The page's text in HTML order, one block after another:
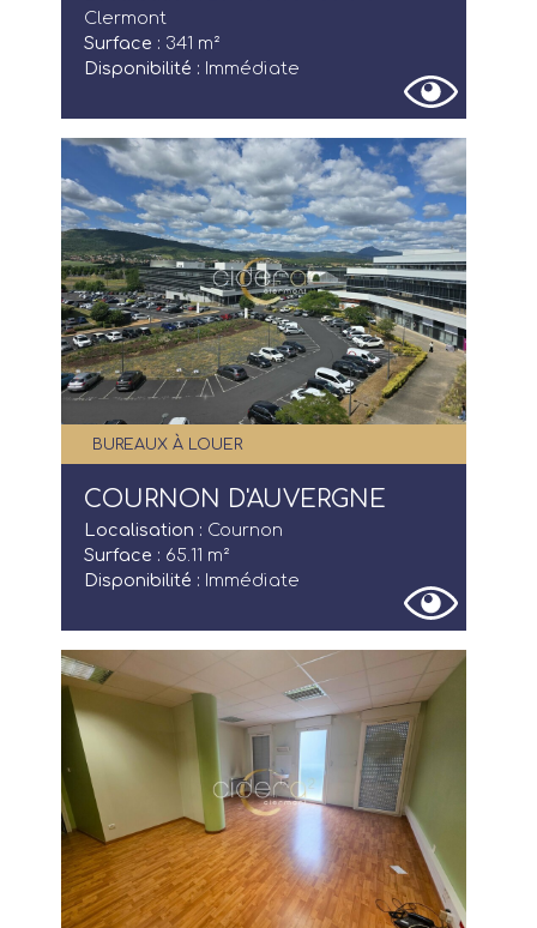
Clermont
Surface : 341 m²
Disponibilité : Immédiate
BUREAUX À LOUER
COURNON D'AUVERGNE
Localisation : Cournon
Surface : 65.11 m²
Disponibilité : Immédiate